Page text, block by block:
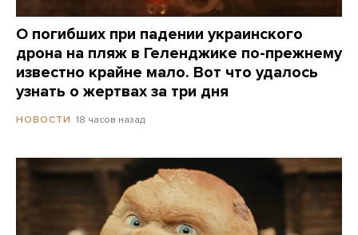
О погибших при падении украинского
дрона на пляж в Геленджике по-прежнему
известно крайне мало. Вот что удалось
узнать о жертвах за три дня
НОВОСТИ 18 часов назад